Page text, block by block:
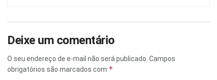
Deixe um comentário
O seu endereço de e-mail não será publicado. Campos
obrigatórios são marcados com *